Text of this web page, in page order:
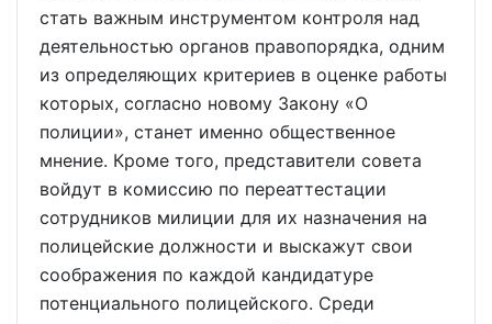
стать важным инструментом контроля над
деятельностью органов правопорядка, одним
из определяющих критериев в оценке работы
которых, согласно новому Закону «О
полиции», станет именно общественное
мнение. Кроме того, представители совета
войдут в комиссию по переаттестации
сотрудников милиции для их назначения на
полицейские должности и выскажут свои
соображения по каждой кандидатуре
потенциального полицейского. Среди